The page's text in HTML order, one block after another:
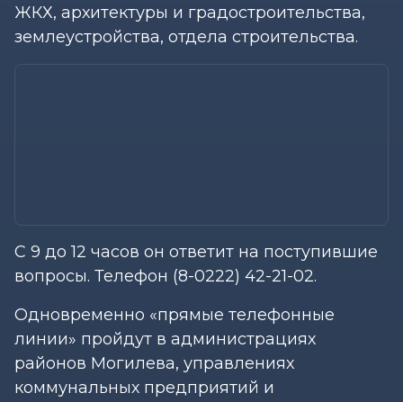
ЖКХ, архитектуры и градостроительства,
землеустройства, отдела строительства.
С 9 до 12 часов он ответит на поступившие
вопросы. Телефон (8-0222) 42-21-02.
Одновременно «прямые телефонные
линии» пройдут в администрациях
районов Могилева, управлениях
коммунальных предприятий и